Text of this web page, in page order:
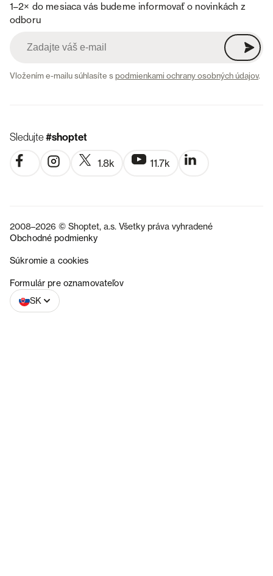
1–2× do mesiaca vás budeme informovať o novinkách z
odboru
Vložením e-mailu súhlasíte spodmienkami ochrany osobných údajov.
Sledujte#shoptet
1.8k 11.7k
2008–2026 © Shoptet, a.s. Všetky práva vyhradené
Obchodné podmienky
Súkromie a cookies
Formulár pre oznamovateľov
SK